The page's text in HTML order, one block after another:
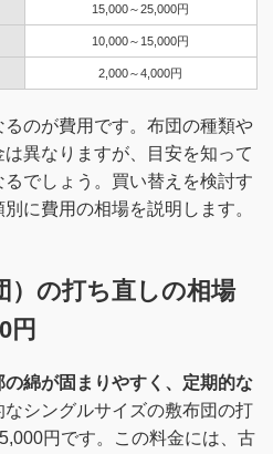
15,000～25,000円
10,000～15,000円
2,000～4,000円
のが費用です。布団の種類や
異なりますが、目安を知って
でしょう。買い替えを検討す
に費用の相場を説明します。
）の打ち直しの相場
円
綿が固まりやすく、定期的な
なシングルサイズの敷布団の打
円です。この料金には、古